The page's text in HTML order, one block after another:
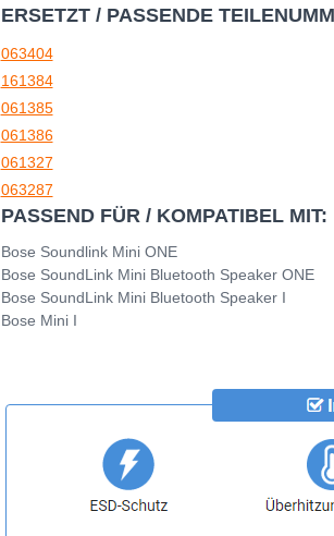
ERSETZT / PASSENDE
063404
161384
061385
061386
061327
063287
PASSEND FÜR / KOMPATIBEL MIT:
Bose Soundlink Mini ONE
Bose SoundLink Mini Bluetooth Speaker ONE
Bose SoundLink Mini Bluetooth Speaker I
Bose Mini I